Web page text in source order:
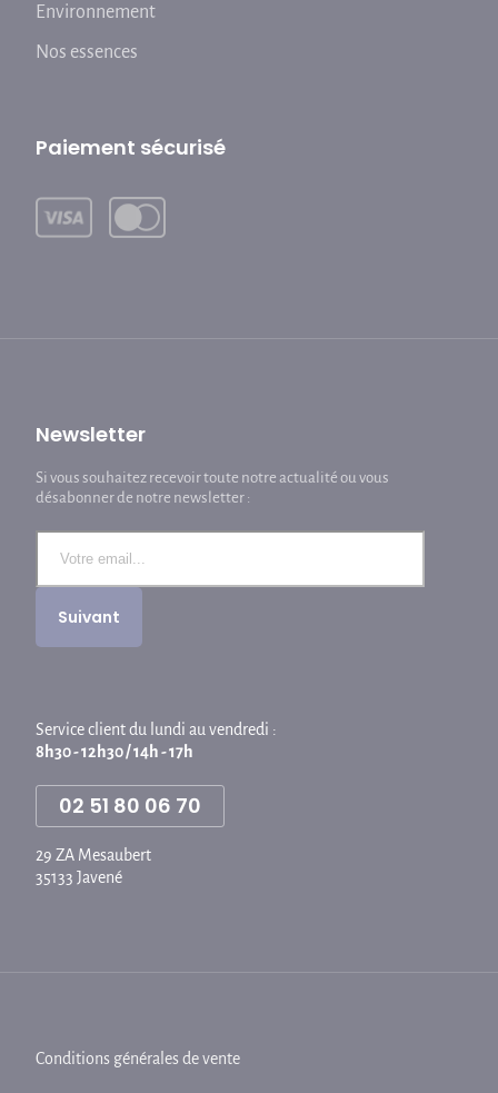
Environnement
Nos essences
Paiement sécurisé
Newsletter
Si vous souhaitez recevoir toute notre actualité ou vous
désabonner de notre newsletter :
Service client du lundi au vendredi :
8h30 - 12h30 / 14h - 17h
02 51 80 06 70
29 ZA Mesaubert
35133 Javené
Conditions générales de vente